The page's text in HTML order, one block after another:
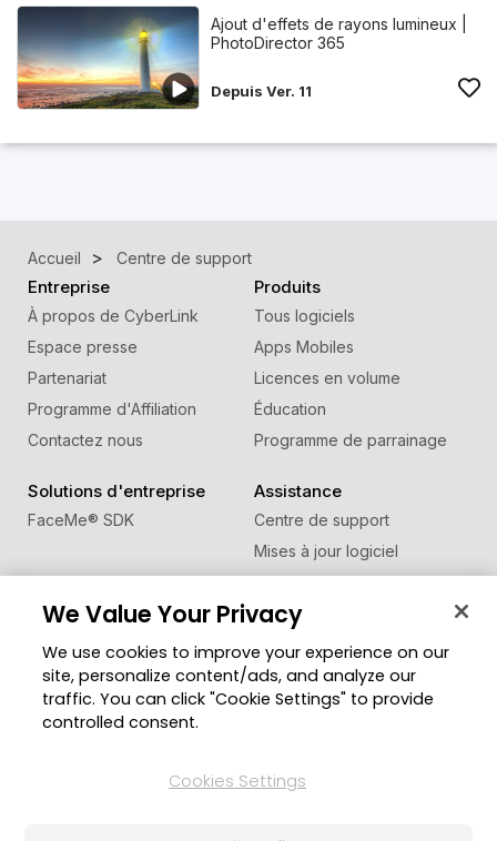
Ajout d'effets de rayons lumineux |
PhotoDirector 365
Depuis Ver. 11
Accueil Centre de support
Entreprise
À propos de CyberLink
Espace presse
Partenariat
Programme d'Affiliation
Contactez nous
Produits
Tous logiciels
Apps Mobiles
Licences en volume
Éducation
Programme de parrainage
Solutions d'entreprise
FaceMe® SDK
Assistance
Centre de support
Mises à jour logiciel
Centre d'apprentissage
Zone des Membres
Blog
Changer de région
We Value Your Privacy
We use cookies to improve your experience on our
site, personalize content/ads, and analyze our
traffic. You can click "Cookie Settings" to provide
controlled consent.
Cookies Settings